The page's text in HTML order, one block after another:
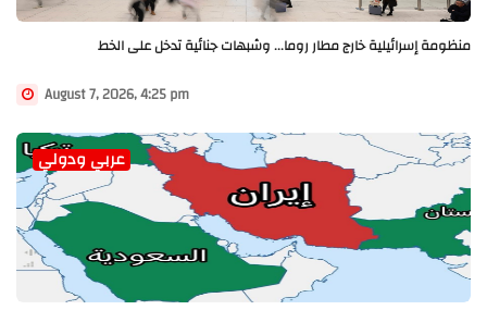
منظومة إسرائيلية خارج مطار روما... وشبهات جنائية تدخل على الخط
August 7, 2026, 4:25 pm
عربي ودولي